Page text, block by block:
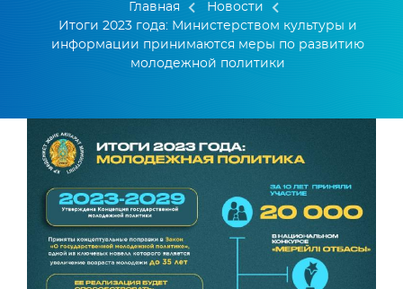
Главная
Новости
Итоги 2023 года: Министерством культуры и
информации принимаются меры по развитию
молодежной политики